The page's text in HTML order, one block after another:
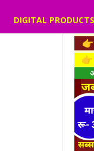
DIGITAL